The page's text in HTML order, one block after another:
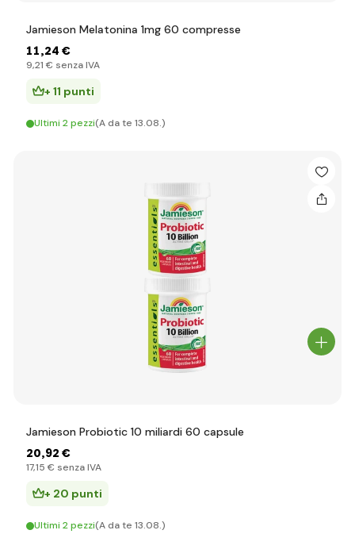
Jamieson Melatonina 1mg 60 compresse
11,24 €
9,21 € senza IVA
+ 11 punti
Ultimi 2 pezzi(A da te 13.08.)
Jamieson Probiotic 10 miliardi 60 capsule
20,92 €
17,15 € senza IVA
+ 20 punti
Ultimi 2 pezzi(A da te 13.08.)